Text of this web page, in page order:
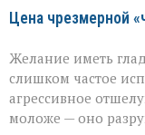
Цена чрезмерной
Желание иметь
слишком частое
агрессивное
моложе — оно